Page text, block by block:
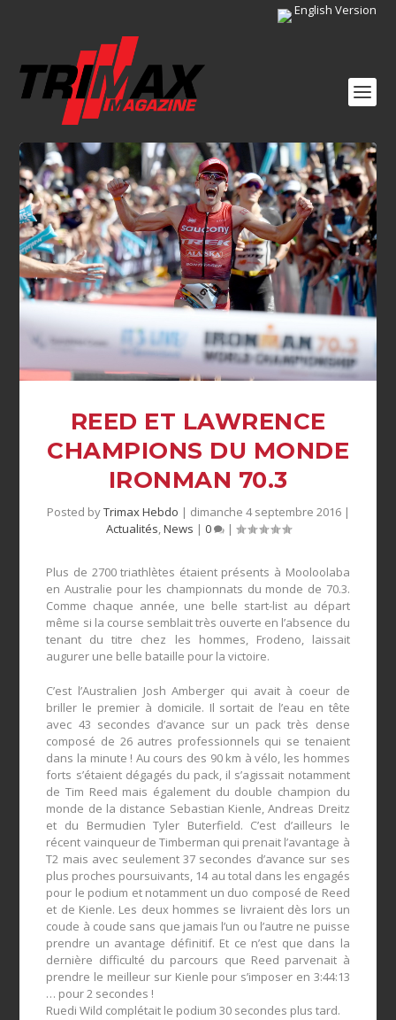
English Version
REED ET LAWRENCE
CHAMPIONS DU MONDE
IRONMAN 70.3
Posted byTrimax Hebdo | dimanche 4 septembre 2016|
Actualités,News | 0 |
Plus de 2700 triathlètes étaient présents à Mooloolaba
en Australie pour les championnats du monde de 70.3.
Comme chaque année, une belle start-list au départ
même si la course semblait très ouverte en l’absence du
tenant du titre chez les hommes, Frodeno, laissait
augurer une belle bataille pour la victoire.
C’est l’Australien Josh Amberger qui avait à coeur de
briller le premier à domicile. Il sortait de l’eau en tête
avec 43 secondes d’avance sur un pack très dense
composé de 26 autres professionnels qui se tenaient
dans la minute ! Au cours des 90 km à vélo, les hommes
forts s’étaient dégagés du pack, il s’agissait notamment
de Tim Reed mais également du double champion du
monde de la distance Sebastian Kienle, Andreas Dreitz
et du Bermudien Tyler Buterfield. C’est d’ailleurs le
récent vainqueur de Timberman qui prenait l’avantage à
T2 mais avec seulement 37 secondes d’avance sur ses
plus proches poursuivants, 14 au total dans les engagés
pour le podium et notamment un duo composé de Reed
et de Kienle. Les deux hommes se livraient dès lors un
coude à coude sans que jamais l’un ou l’autre ne puisse
prendre un avantage définitif. Et ce n’est que dans la
dernière difficulté du parcours que Reed parvenait à
prendre le meilleur sur Kienle pour s’imposer en 3:44:13
… pour 2 secondes !
Ruedi Wild complétait le podium 30 secondes plus tard.